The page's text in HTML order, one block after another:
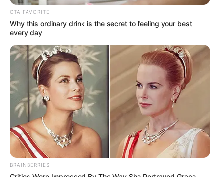
CTA FAVORITE
Why this ordinary drink is the secret to feeling your best
every day
BRAINBERRIES